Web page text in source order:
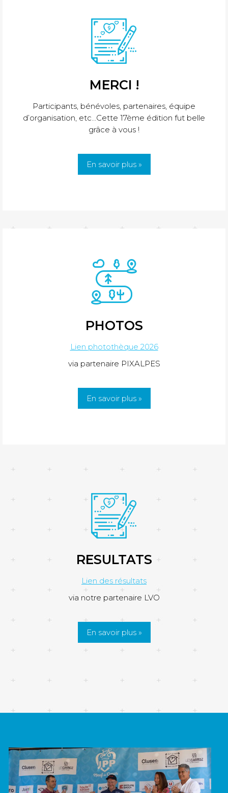
MERCI !
Participants, bénévoles, partenaires, équipe
d’organisation, etc…Cette 17ème édition fut belle
grâce à vous !
En savoir plus »
PHOTOS
Lien photothèque 2026
via partenaire PIXALPES
En savoir plus »
RESULTATS
Lien des résultats
via notre partenaire LVO
En savoir plus »